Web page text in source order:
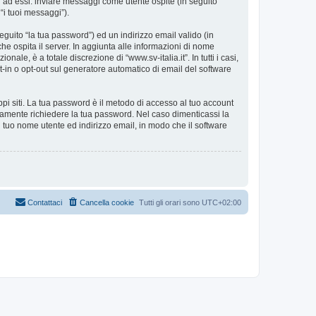
tuoi messaggi”).
“la tua password”) ed un indirizzo email valido (in
ospita il server. In aggiunta alle informazioni di nome
è a totale discrezione di “www.sv-italia.it”. In tutti i casi,
o opt-out sul generatore automatico di email del software
siti. La tua password è il metodo di accesso al tuo account
richiedere la tua password. Nel caso dimenticassi la
nome utente ed indirizzo email, in modo che il software
Tutti gli orari sono UTC+02:00
Cancella cookie
Contattaci